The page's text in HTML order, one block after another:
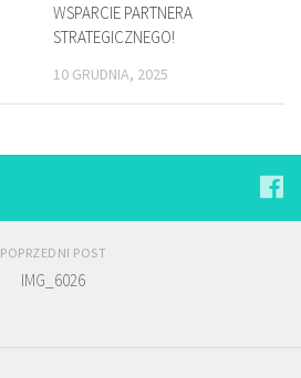
WSPARCIE PARTNERA
STRATEGICZNEGO!
10 GRUDNIA, 2025
POPRZEDNI POST
IMG_6026